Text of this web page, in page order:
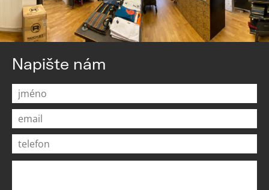
Napište nám